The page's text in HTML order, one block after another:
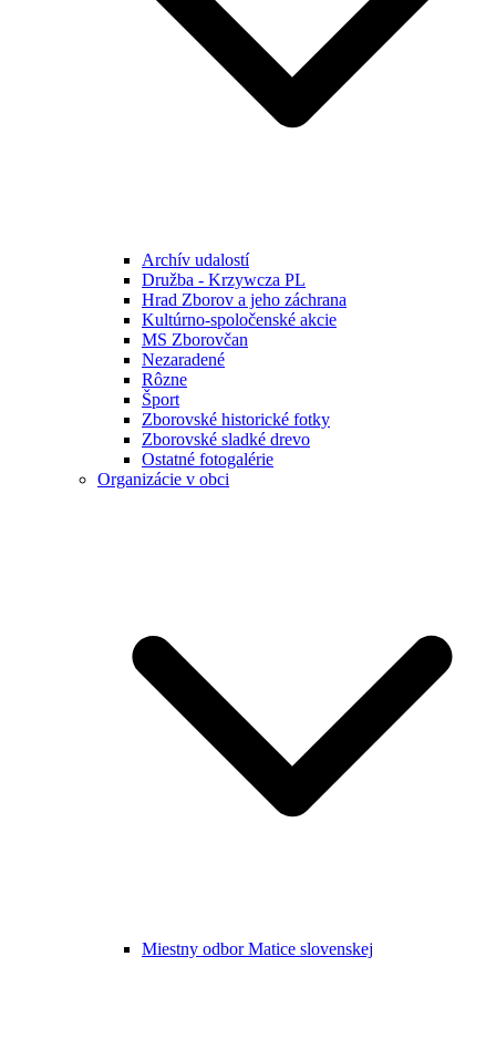
Archív udalostí
Družba - Krzywcza PL
Hrad Zborov a jeho záchrana
Kultúrno-spoločenské akcie
MS Zborovčan
Nezaradené
Rôzne
Šport
Zborovské historické fotky
Zborovské sladké drevo
Ostatné fotogalérie
Organizácie v obci
Miestny odbor Matice slovenskej